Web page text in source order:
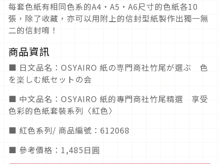
每套色紙有相同色系的A4・A5・A6尺寸的色紙各10
張，除了收藏，亦可以用附上的信封型紙製作出獨一無
二的信封唷！
商品資訊
■ 日文品名：OSYAIRO 紙の専門商社竹尾が選ぶ 色
を楽しむ紙セットの会
■ 中文品名：OSYAIRO 紙的專門商社竹尾精選 享受
色彩的色紙套裝系列〈紅色〉
■ 紅色系列/ 商品編號：612068
■ 參考價格：1,485日圓